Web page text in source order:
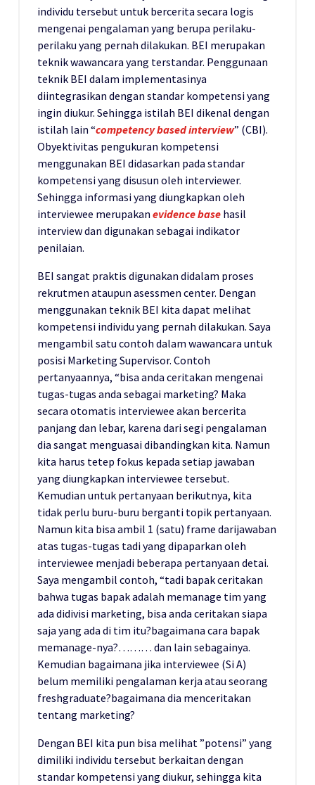
individu tersebut untuk bercerita secara logis
mengenai pengalaman yang berupa perilaku-
perilaku yang pernah dilakukan. BEI merupakan
teknik wawancara yang terstandar. Penggunaan
teknik BEI dalam implementasinya
diintegrasikan dengan standar kompetensi yang
ingin diukur. Sehingga istilah BEI dikenal dengan
istilah lain “competency based interview” (CBI).
Obyektivitas pengukuran kompetensi
menggunakan BEI didasarkan pada standar
kompetensi yang disusun oleh interviewer.
Sehingga informasi yang diungkapkan oleh
interviewee merupakan evidence base hasil
interview dan digunakan sebagai indikator
penilaian.
BEI sangat praktis digunakan didalam proses
rekrutmen ataupun asessmen center. Dengan
menggunakan teknik BEI kita dapat melihat
kompetensi individu yang pernah dilakukan. Saya
mengambil satu contoh dalam wawancara untuk
posisi Marketing Supervisor. Contoh
pertanyaannya, “bisa anda ceritakan mengenai
tugas-tugas anda sebagai marketing? Maka
secara otomatis interviewee akan bercerita
panjang dan lebar, karena dari segi pengalaman
dia sangat menguasai dibandingkan kita. Namun
kita harus tetep fokus kepada setiap jawaban
yang diungkapkan interviewee tersebut.
Kemudian untuk pertanyaan berikutnya, kita
tidak perlu buru-buru berganti topik pertanyaan.
Namun kita bisa ambil 1 (satu) frame darijawaban
atas tugas-tugas tadi yang dipaparkan oleh
interviewee menjadi beberapa pertanyaan detai.
Saya mengambil contoh, “tadi bapak ceritakan
bahwa tugas bapak adalah memanage tim yang
ada didivisi marketing, bisa anda ceritakan siapa
saja yang ada di tim itu?bagaimana cara bapak
memanage-nya?……… dan lain sebagainya.
Kemudian bagaimana jika interviewee (Si A)
belum memiliki pengalaman kerja atau seorang
freshgraduate?bagaimana dia menceritakan
tentang marketing?
Dengan BEI kita pun bisa melihat ”potensi” yang
dimiliki individu tersebut berkaitan dengan
standar kompetensi yang diukur, sehingga kita